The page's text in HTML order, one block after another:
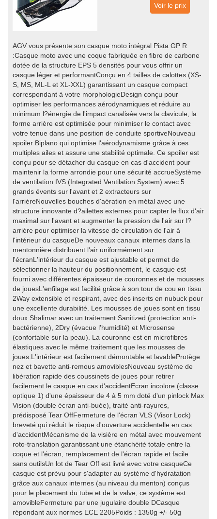
Voir le prix
AGV vous présente son casque moto intégral Pista GP R
:Casque moto avec une coque fabriquée en fibre de carbone
dotée de la structure EPS 5 densités pour vous offrir un
casque léger et performantConçu en 4 tailles de calottes (XS-
S, MS, ML-L et XL-XXL) garantissant un casque compact
correspondant à votre morphologieDesign conçu pour
optimiser les performances aérodynamiques et réduire au
minimum l?énergie de l'impact canalisée vers la clavicule, la
forme arrière est optimisée pour minimiser le contact avec
votre tenue dans une position de conduite sportiveNouveau
spoiler Biplano qui optimise l'aérodynamisme grâce à ces
multiples ailes et assure une stabilité optimale. Ce spoiler est
conçu pour se détacher du casque en cas d'accident pour
maintenir la forme arrondie pour une sécurité accrueSystème
de ventilation IVS (Integrated Ventilation System) avec 5
grands évents sur l'avant et 2 extracteurs sur
l'arrièreNouvelles bouches d'aération en métal avec une
structure innovante d?ailettes externes pour capter le flux d'air
maximal sur l'avant et augmenter la pression de l'air sur l?
arrière pour optimiser la vitesse de circulation de l'air à
l'intérieur du casqueDe nouveaux canaux internes dans la
mentonnière distribuent l'air uniformément sur
l'écranL'intérieur du casque est ajustable et permet de
sélectionner la hauteur du positionnement, le casque est
fourni avec différentes épaisseur de couronnes et de mousses
de jouesL'enfilage est facilité grâce à son tour de cou en tissu
2Way extensible et respirant, avec des inserts en nubuck pour
une excellente durabilité. Les mousses de joues sont en tissu
doux Shalimar avec un traitement Sanitized (protection anti-
bactérienne), 2Dry (évacue l'humidité) et Microsense
(confortable sur la peau). La couronne est en microfibres
élastiques avec le même traitement que les mousses de
joues.L'intérieur est facilement démontable et lavableProtège
nez et bavette anti-remous amoviblesNouveau système de
libération rapide des coussinets de joues pour retirer
facilement le casque en cas d'accidentEcran incolore (classe
optique 1) d'une épaisseur de 4 à 5 mm doté d'un pinlock Max
Vision (double écran anti-buée), traité anti-rayures,
prédisposé Tear OffFermeture de l'écran VLS (Visor Lock)
breveté qui réduit le risque d'ouverture accidentelle en cas
d'accidentMécanisme de la visière en métal avec mouvement
roto-translation garantissant une étanchéité totale entre la
coque et l'écran, remplacement de l'écran rapide et facile
sans outilsUn lot de Tear Off est livré avec votre casqueCe
casque est prévu pour s'adapter au système d'hydratation
grâce aux canaux internes (au niveau du menton) conçus
pour le placement du tube et de la valve, ce système est
amovibleFermeture par une jugulaire double DCasque
répondant aux normes ECE 2205Poids : 1350g +/- 50g